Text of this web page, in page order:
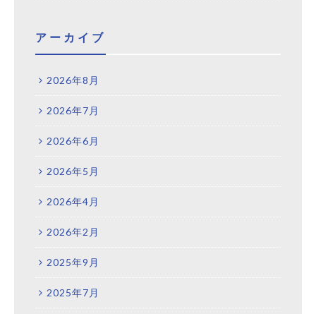
アーカイブ
2026年8月
2026年7月
2026年6月
2026年5月
2026年4月
2026年2月
2025年9月
2025年7月